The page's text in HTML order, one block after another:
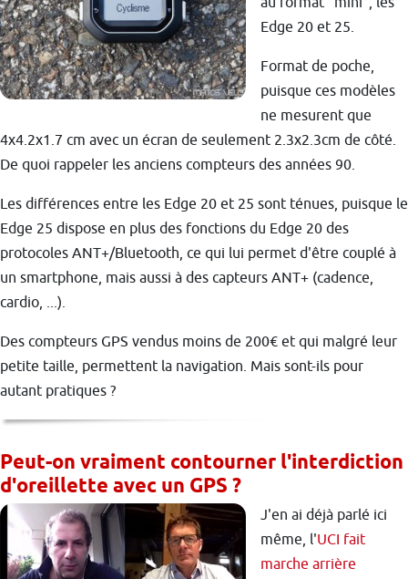
Edge 20 et 25.
Format de poche,
puisque ces modèles
ne mesurent que
4x4.2x1.7 cm avec un écran de seulement 2.3x2.3cm de côté.
De quoi rappeler les anciens compteurs des années 90.
Les différences entre les Edge 20 et 25 sont ténues, puisque le
Edge 25 dispose en plus des fonctions du Edge 20 des
protocoles ANT+/Bluetooth, ce qui lui permet d'être couplé à
un smartphone, mais aussi à des capteurs ANT+ (cadence,
cardio, ...).
Des compteurs GPS vendus moins de 200€ et qui malgré leur
petite taille, permettent la navigation. Mais sont-ils pour
autant pratiques ?
Peut-on vraiment contourner l'interdiction
d'oreillette avec un GPS ?
J'en ai déjà parlé ici
même, l'UCI fait
marche arrière